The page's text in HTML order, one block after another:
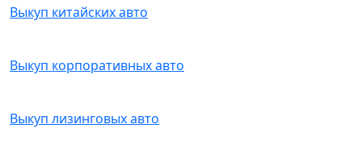
Выкуп китайских авто
Выкуп корпоративных авто
Выкуп лизинговых авто